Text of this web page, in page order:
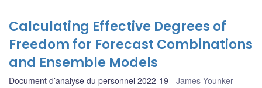
Calculating Effective Degrees of
Freedom for Forecast Combinations
and Ensemble Models
Document d’analyse du personnel 2022-19 James Younker